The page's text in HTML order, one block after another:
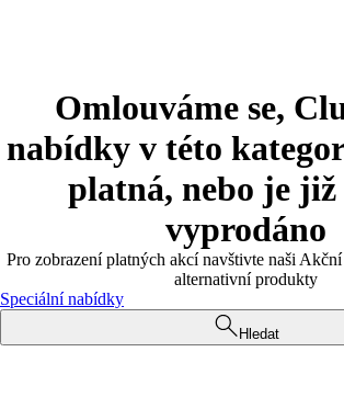
Omlouváme se,
nabídky v této
platná, nebo je již
vyprodáno
Pro zobrazení platných akcí navštivte naši
alternativní produkty
Speciální nabídky
Hledat